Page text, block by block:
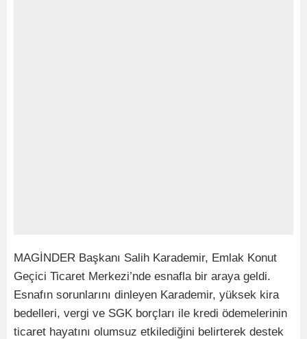
MAGİNDER Başkanı Salih Karademir, Emlak Konut
Geçici Ticaret Merkezi’nde esnafla bir araya geldi.
Esnafın sorunlarını dinleyen Karademir, yüksek kira
bedelleri, vergi ve SGK borçları ile kredi ödemelerinin
ticaret hayatını olumsuz etkilediğini belirterek destek